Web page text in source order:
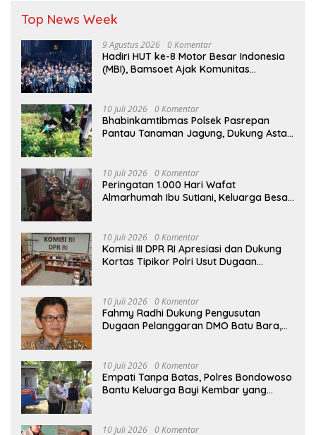
Top News Week
9 Agustus 2026 0 Komentar
Hadiri HUT ke-8 Motor Besar Indonesia
(MBI), Bamsoet Ajak Komunitas
Provokasi Pecah Belah Bangsa
10 Juli 2026 0 Komentar
Bhabinkamtibmas Polsek Pasrepan
Pantau Tanaman Jagung, Dukung Asta
10 Juli 2026 0 Komentar
Peringatan 1.000 Hari Wafat
Almarhumah Ibu Sutiani, Keluarga Besar
10 Juli 2026 0 Komentar
Komisi III DPR RI Apresiasi dan Dukung
Kortas Tipikor Polri Usut Dugaan
10 Juli 2026 0 Komentar
Fahmy Radhi Dukung Pengusutan
Dugaan Pelanggaran DMO Batu Bara,
10 Juli 2026 0 Komentar
Empati Tanpa Batas, Polres Bondowoso
Bantu Keluarga Bayi Kembar yang
10 Juli 2026 0 Komentar